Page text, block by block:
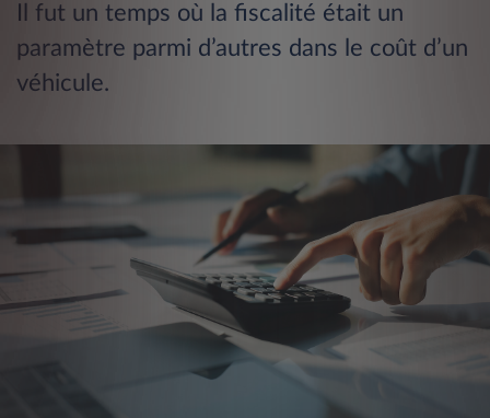
Il fut un temps où la fiscalité était un
paramètre parmi d’autres dans le coût d’un
véhicule.